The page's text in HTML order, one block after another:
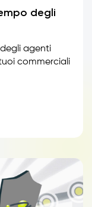
degli
agenti
commerciali